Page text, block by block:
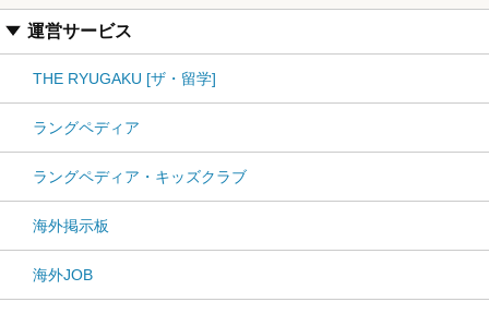
運営サービス
THE RYUGAKU [ザ・留学]
ラングペディア
ラングペディア・キッズクラブ
海外掲示板
海外JOB